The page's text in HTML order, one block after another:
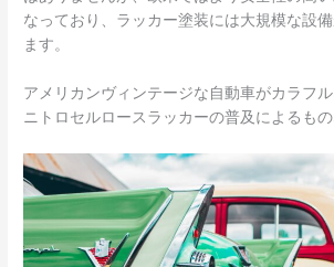
なっており、ラッカー塗装には大規模な設
ます。
アメリカンヴィンテージな自動車がカラフ
ニトロセルロースラッカーの普及によるもの